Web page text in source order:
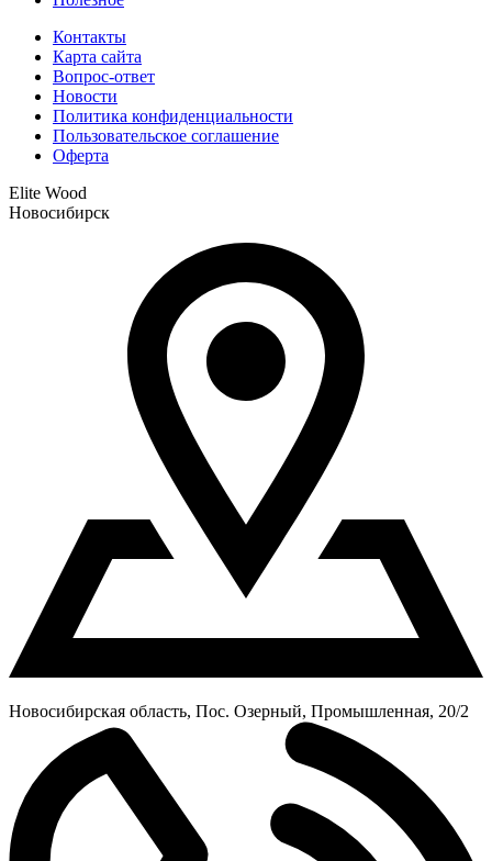
Контакты
Карта сайта
Вопрос-ответ
Новости
Политика конфиденциальности
Пользовательское соглашение
Оферта
Elite Wood
Новосибирск
Новосибирская область, Пос. Озерный, Промышленная, 20/2